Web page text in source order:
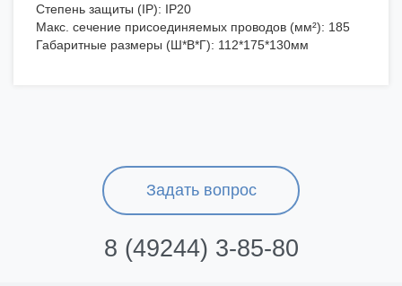
Степень защиты (IP): IP20
Макс. сечение присоединяемых проводов (мм²): 185
Габаритные размеры (Ш*В*Г): 112*175*130мм
Задать вопрос
8 (49244) 3-85-80